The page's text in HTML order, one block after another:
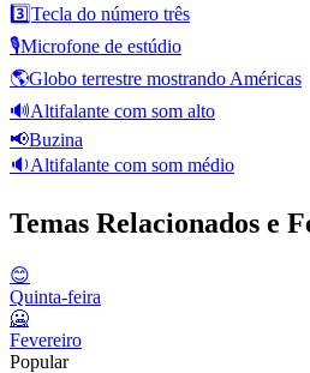
3️⃣Tecla do número três
🎙️Microfone de estúdio
🌎Globo terrestre mostrando Américas
🔊Altifalante com som alto
📢Buzina
🔉Altifalante com som médio
Temas Relacionados e
😊
Quinta-feira
🥶
Fevereiro
Popular